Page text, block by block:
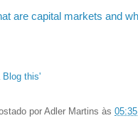
are capital markets and
Blog this'
por Adler Martins às 05:35